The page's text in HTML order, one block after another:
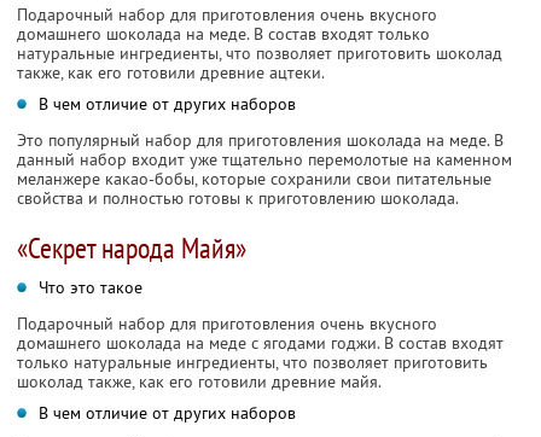
Подарочный набор для приготовления очень вкусного
домашнего шоколада на меде. В состав входят только
натуральные ингредиенты, что позволяет приготовить шоколад
также, как его готовили древние ацтеки.
В чем отличие от других наборов
Это популярный набор для приготовления шоколада на меде. В
данный набор входит уже тщательно перемолотые на каменном
меланжере какао-бобы, которые сохранили свои питательные
свойства и полностью готовы к приготовлению шоколада.
«Секрет народа Майя»
Что это такое
Подарочный набор для приготовления очень вкусного
домашнего шоколада на меде с ягодами годжи. В состав входят
только натуральные ингредиенты, что позволяет приготовить
шоколад также, как его готовили древние майя.
В чем отличие от других наборов